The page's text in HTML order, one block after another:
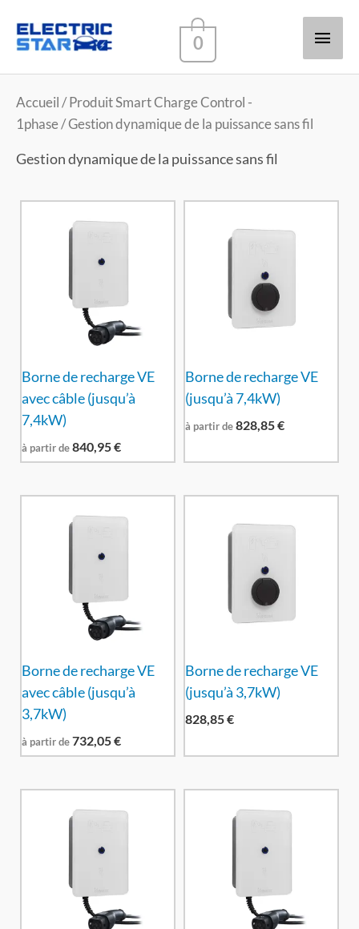
0
Accueil / Produit Smart Charge Control -
1phase / Gestion dynamique de la puissance sans fil
Gestion dynamique de la puissance sans fil
Borne de recharge VE
avec câble (jusqu’à
7,4kW)
à partir de840,95€
Borne de recharge VE
(jusqu’à 7,4kW)
à partir de828,85€
Borne de recharge VE
avec câble (jusqu’à
3,7kW)
à partir de732,05€
Borne de recharge VE
(jusqu’à 3,7kW)
828,85€